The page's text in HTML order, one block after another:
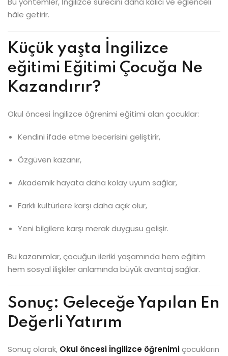
hâle getirir.
Küçük yaşta İngilizce
eğitimi Eğitimi Çocuğa Ne
Kazandırır?
Okul öncesi İngilizce öğrenimi eğitimi alan çocuklar:
Kendini ifade etme becerisini geliştirir,
Özgüven kazanır,
Akademik hayata daha kolay uyum sağlar,
Farklı kültürlere karşı daha açık olur,
Yeni bilgilere karşı merak duygusu gelişir.
Bu kazanımlar, çocuğun ileriki yaşamında hem eğitim
hem sosyal ilişkiler anlamında büyük avantaj sağlar.
Sonuç: Geleceğe Yapılan En
Değerli Yatırım
Sonuç olarak, Okul öncesi İngilizce öğrenimiçocukların